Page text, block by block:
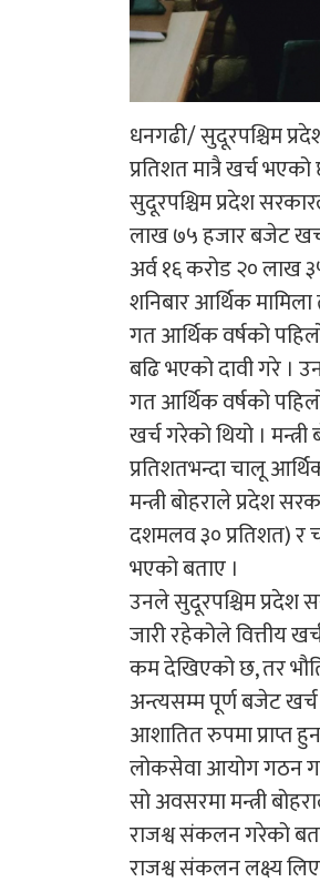
धनगढी/ सुदूरपश्चिम
प्रतिशत मात्रै खर्च भएको
सुदूरपश्चिम प्रदेश
लाख ७५ हजार बजेट
अर्व १६ करोड २० लाख
शनिबार आर्थिक
गत आर्थिक वर्षको
बढि भएको दावी गरे ।
गत आर्थिक वर्षको
खर्च गरेको थियो ।
प्रतिशतभन्दा चालू
मन्त्री बोहराले प्रदेश
दशमलव ३० प्रतिशत) र
भएको बताए ।
उनले सुदूरपश्चिम प्रदेश
जारी रहेकोले वित्तीय
कम देखिएको छ, तर
अन्त्यसम्म पूर्ण बजेट
आशातित रुपमा प्राप्त
लोकसेवा आयोग गठन
सो अवसरमा मन्त्री
राजश्व संकलन गरेको
राजश्व संकलन लक्ष्य